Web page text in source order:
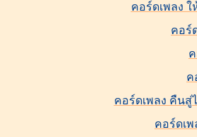
คอร์ดเพลง ใ
คอร์
ค
คอร์ดเพลง คืนสู่
คอร์ดเ